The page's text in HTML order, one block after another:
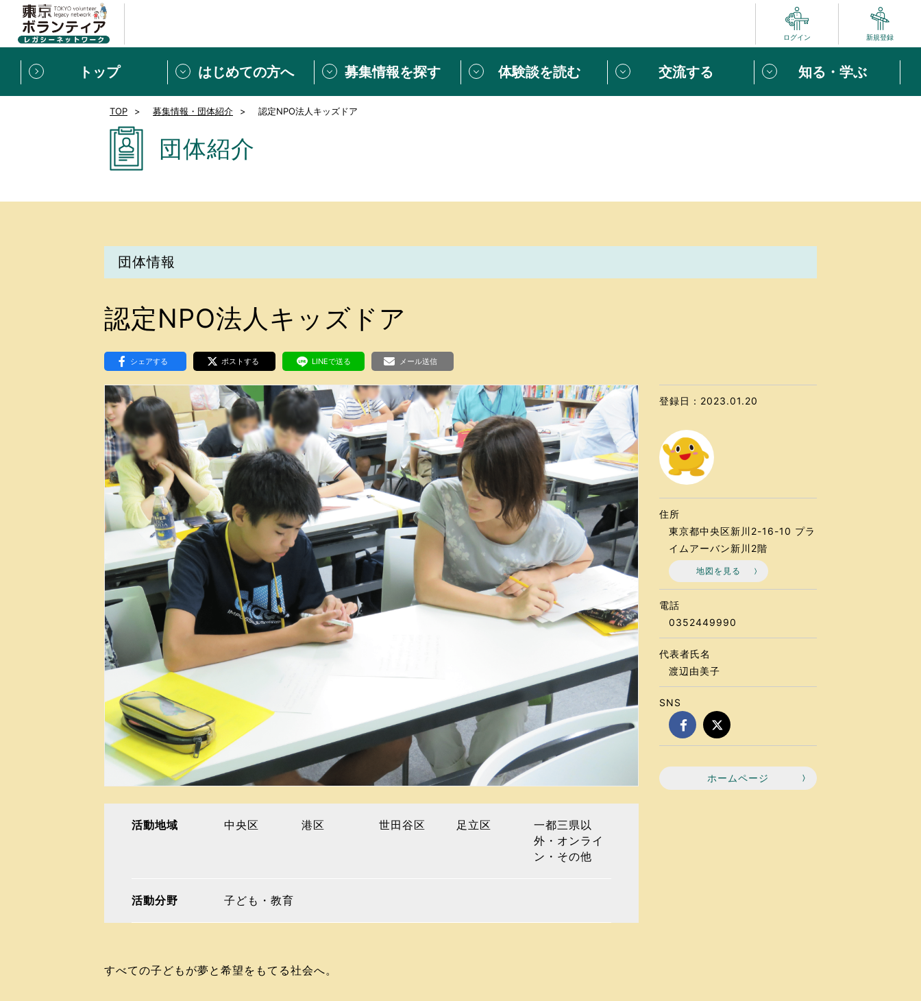
ログイン 新規登録
トップ はじめての方へ
新規登録 ボランティアをしたい方は
VLNポイントとは
募集情報を探す
募集情報
体験談を読む
[個人] 体験談
交流する
ボランティアの広場
知る・学ぶ
新着記事一覧
スペシャルインタビュー
東京2020大会の軌跡
シティキャスト
おもてなし語学ボランティア
TOP 募集情報・団体紹介 認定NPO法人キッズドア
団体紹介
団体情報
認定NPO法人キッズドア
シェアする ポストする LINEで送る メール送信
活動地域 中央区 港区 世田谷区 足立区
一都三県以
外・オンライ
ン・その他
活動分野 子ども・教育
登録日：2023.01.20
住所
東京都中央区新川2-16-10 プラ
イムアーバン新川2階
地図を見る
電話
0352449990
代表者氏名
渡辺由美子
SNS
ホームページ
すべての子どもが夢と希望をもてる社会へ。